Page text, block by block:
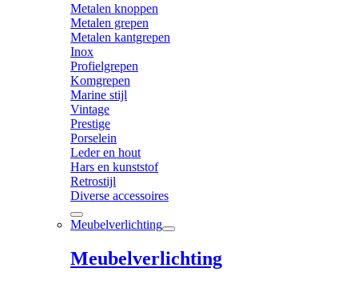
Metalen knoppen
Metalen grepen
Metalen kantgrepen
Inox
Profielgrepen
Komgrepen
Marine stijl
Vintage
Prestige
Porselein
Leder en hout
Hars en kunststof
Retrostijl
Diverse accessoires
Meubelverlichting
Meubelverlichting